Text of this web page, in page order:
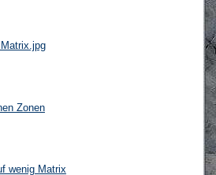
Zonen
wenig Matrix